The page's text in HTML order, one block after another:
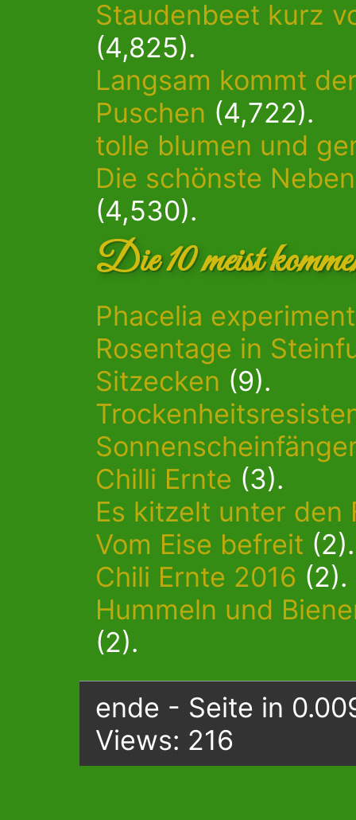
Staudenbeet kurz
(4,825).
Langsam kommt
Puschen (4,722).
tolle blumen und
Die schönste
(4,530).
Die 10 meist
Phacelia
Rosentage in
Sitzecken (9).
Chilli Ernte (3).
Es kitzelt unter den
Vom Eise befreit (2).
Chili Ernte 2016 (2).
Hummeln und
(2).
ende - Seite in
Views: 216